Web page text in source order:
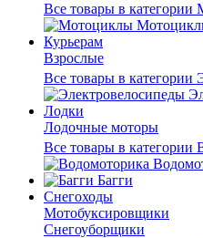
Все товары в
Курьерам
Взрослые
Все товары в категории
Лодки
Лодочные моторы
Все товары в категории
Багги
Снегоходы
Мотобуксировщики
Снегоуборщики